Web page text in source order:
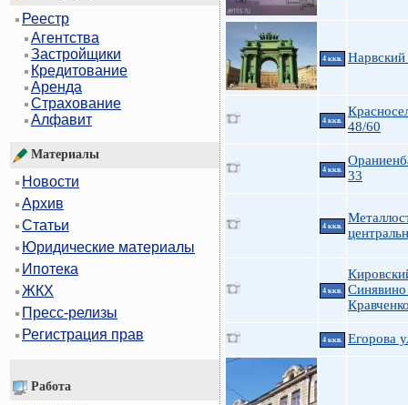
Реестр
Агентства
Застройщики
Кредитование
Аренда
Страхование
Алфавит
Материалы
Новости
Архив
Статьи
Юридические материалы
Ипотека
ЖКХ
Пресс-релизы
Регистрация прав
Работа
4 ккв.
4 ккв.
48/60
4 ккв.
33
4 ккв.
4 ккв.
4 ккв. Егорова